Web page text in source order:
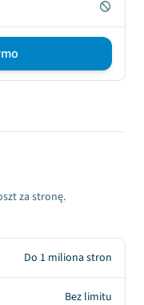
za stronę.
Do 1 miliona stron
Bez limitu